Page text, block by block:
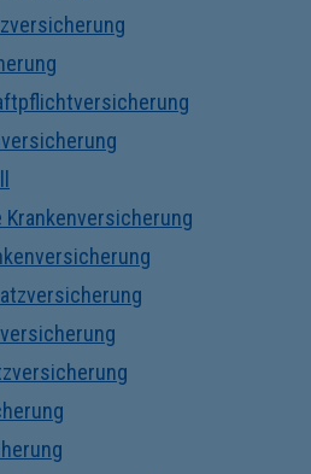
Krankenversicherung